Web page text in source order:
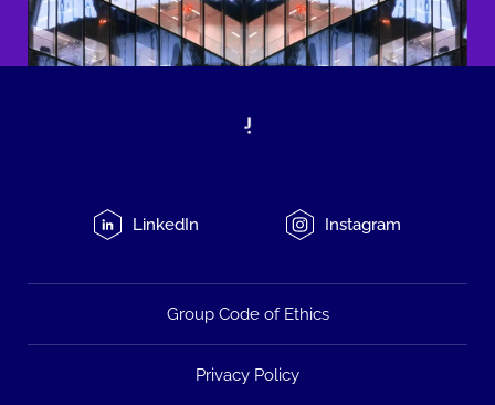
LinkedIn Instagram
Group Code of Ethics
Privacy Policy